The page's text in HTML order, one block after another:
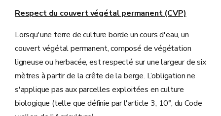
Respect du couvert végétal permanent (CVP)
Lorsqu'une terre de culture borde un cours d'eau, un
couvert végétal permanent, composé de végétation
ligneuse ou herbacée, est respecté sur une largeur de six
mètres à partir de la crête de la berge. L’obligation ne
s'applique pas aux parcelles exploitées en culture
biologique (telle que définie par l'article 3, 10°, du Code